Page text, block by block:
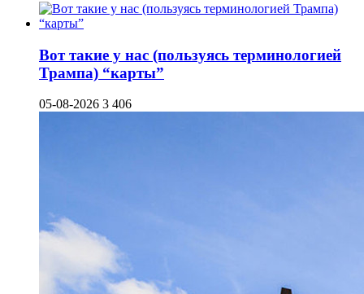
Вот такие у нас (пользуясь терминологией
Трампа) “карты”
05-08-2026 3 406